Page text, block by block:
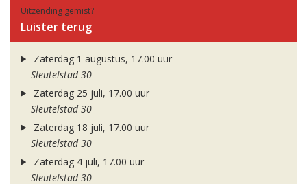
Uitzending gemist?
Luister terug
Zaterdag 1 augustus, 17.00 uur
Sleutelstad 30
Zaterdag 25 juli, 17.00 uur
Sleutelstad 30
Zaterdag 18 juli, 17.00 uur
Sleutelstad 30
Zaterdag 4 juli, 17.00 uur
Sleutelstad 30